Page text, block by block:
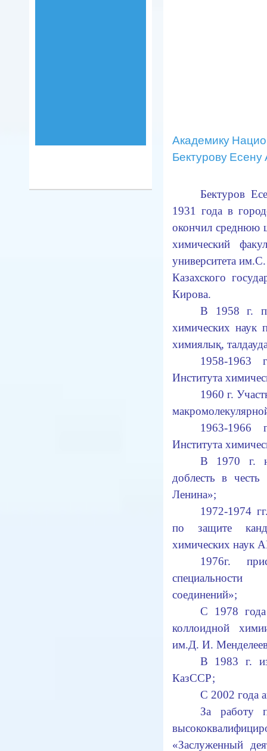
Академику
Бектурову Есену
Бектуров
1931 года в
окончил среднюю
химический
университета
Казахского
Кирова.
В 1958 г.
химических наук
химиялық,
1958-1963
Института
1960 г.
1963-1966
Института
В 1970 г.
доблесть в
Ленина»;
1972-1974
по защите
химических наук
1976г.
соединений»;
С 1978 года
коллоидной
им.Д. И.
В 1983 г.
КазССР;
С 2002 года
За работу
«Заслуженный